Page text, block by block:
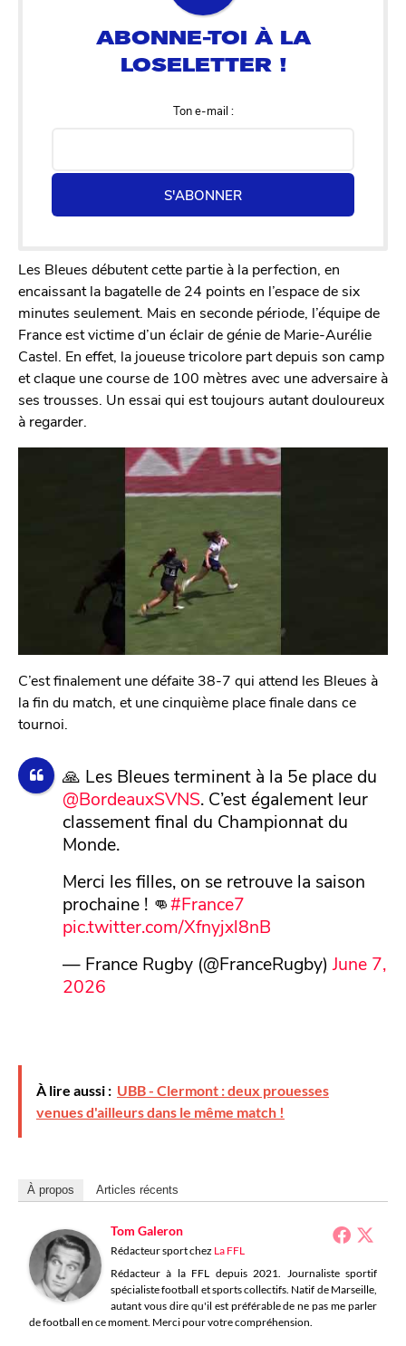
Ton e-mail :
S'ABONNER
Les Bleues débutent cette partie à la perfection, en
encaissant la bagatelle de 24 points en l’espace de six
minutes seulement. Mais en seconde période, l’équipe de
France est victime d’un éclair de génie de Marie-Aurélie
Castel. En effet, la joueuse tricolore part depuis son camp
et claque une course de 100 mètres avec une adversaire à
ses trousses. Un essai qui est toujours autant douloureux
à regarder.
C’est finalement une défaite 38-7 qui attend les Bleues à
la fin du match, et une cinquième place finale dans ce
tournoi.
🙏 Les Bleues terminent à la 5e place du
@BordeauxSVNS. C’est également leur
classement final du Championnat du
Monde.
Merci les filles, on se retrouve la saison
prochaine ! 👊#France7
pic.twitter.com/Xfnyjxl8nB
— France Rugby (@FranceRugby) June 7,
2026
À lire aussi : UBB - Clermont : deux prouesses
venues d'ailleurs dans le même match !
À propos Articles récents
Tom Galeron
Rédacteur sportchez La FFL
Rédacteur à la FFL depuis 2021. Journaliste sportif
spécialiste football et sports collectifs. Natif de Marseille,
autant vous dire qu'il est préférable de ne pas me parler
de football en ce moment. Merci pour votre compréhension.